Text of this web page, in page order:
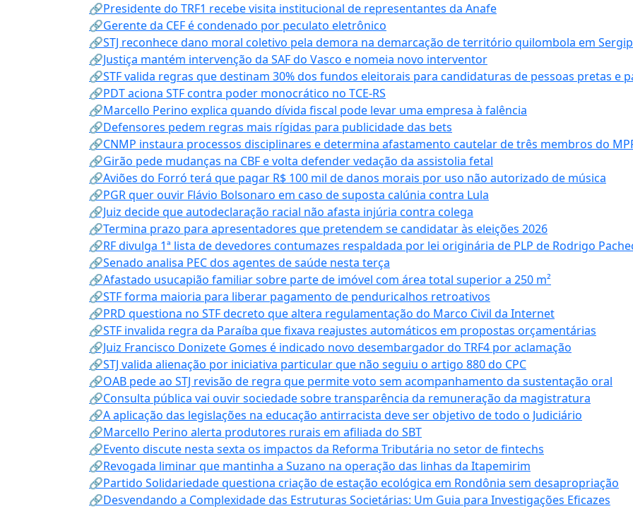
🔗Presidente do TRF1 recebe visita institucional de representantes da Anafe
🔗Gerente da CEF é condenado por peculato eletrônico
🔗STJ reconhece dano moral coletivo pela demora na demarcação de território quilombola em
🔗Justiça mantém intervenção da SAF do Vasco e nomeia novo interventor
🔗STF valida regras que destinam 30% dos fundos eleitorais para candidaturas de pessoas pretas e
🔗PDT aciona STF contra poder monocrático no TCE-RS
🔗Marcello Perino explica quando dívida fiscal pode levar uma empresa à falência
🔗Defensores pedem regras mais rígidas para publicidade das bets
🔗CNMP instaura processos disciplinares e determina afastamento cautelar de três membros do
🔗Girão pede mudanças na CBF e volta defender vedação da assistolia fetal
🔗Aviões do Forró terá que pagar R$ 100 mil de danos morais por uso não autorizado de música
🔗PGR quer ouvir Flávio Bolsonaro em caso de suposta calúnia contra Lula
🔗Juiz decide que autodeclaração racial não afasta injúria contra colega
🔗Termina prazo para apresentadores que pretendem se candidatar às eleições 2026
🔗RF divulga 1ª lista de devedores contumazes respaldada por lei originária de PLP de Rodrigo
🔗Senado analisa PEC dos agentes de saúde nesta terça
🔗Afastado usucapião familiar sobre parte de imóvel com área total superior a 250 m²
🔗STF forma maioria para liberar pagamento de penduricalhos retroativos
🔗PRD questiona no STF decreto que altera regulamentação do Marco Civil da Internet
🔗STF invalida regra da Paraíba que fixava reajustes automáticos em propostas orçamentárias
🔗Juiz Francisco Donizete Gomes é indicado novo desembargador do TRF4 por aclamação
🔗STJ valida alienação por iniciativa particular que não seguiu o artigo 880 do CPC
🔗OAB pede ao STJ revisão de regra que permite voto sem acompanhamento da sustentação oral
🔗Consulta pública vai ouvir sociedade sobre transparência da remuneração da magistratura
🔗A aplicação das legislações na educação antirracista deve ser objetivo de todo o Judiciário
🔗Marcello Perino alerta produtores rurais em afiliada do SBT
🔗Evento discute nesta sexta os impactos da Reforma Tributária no setor de fintechs
🔗Revogada liminar que mantinha a Suzano na operação das linhas da Itapemirim
🔗Partido Solidariedade questiona criação de estação ecológica em Rondônia sem desapropriação
🔗Desvendando a Complexidade das Estruturas Societárias: Um Guia para Investigações Eficazes